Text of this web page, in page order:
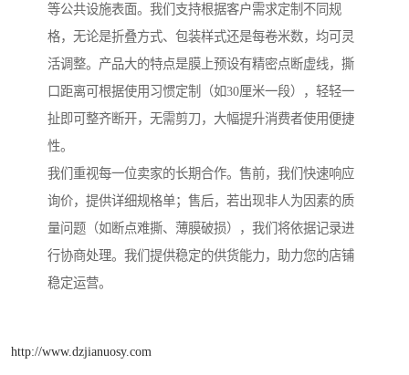
等公共设施表面。我们支持根据客户需求定制不同规
格，无论是折叠方式、包装样式还是每卷米数，均可灵
活调整。产品大的特点是膜上预设有精密点断虚线，撕
口距离可根据使用习惯定制（如30厘米一段），轻轻一
扯即可整齐断开，无需剪刀，大幅提升消费者使用便捷
性。
我们重视每一位卖家的长期合作。售前，我们快速响应
询价，提供详细规格单；售后，若出现非人为因素的质
量问题（如断点难撕、薄膜破损），我们将依据记录进
行协商处理。我们提供稳定的供货能力，助力您的店铺
稳定运营。
http://www.dzjianuosy.com